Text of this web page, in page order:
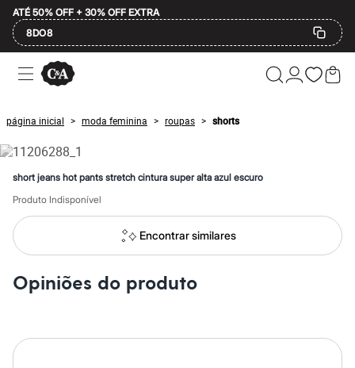
ATÉ 50% OFF + 30% OFF EXTRA
8DO8
Ofertas
Compre por Departamento
Masculino
Infantil
Calçados
Plus Size
2 calçados por R$189
2 peças por R$199
3 lingeries por R$99
3 itens de beleza por R$129
Até 20% off
Até 40% off
Até 60% off
A partir de 60% off
Feminino
Novidades
Roupas
página inicial > moda feminina > roupas > shorts
short jeans hot pants stretch cintura super alta azul escuro
Produto Indisponível
Encontrar similares
Opiniões do produto